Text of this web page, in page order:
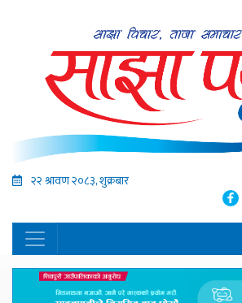
२२ श्रावण २०८३, शुक्रबार